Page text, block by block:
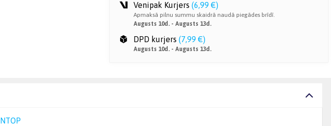
Venipak Kurjers (6,99 €)
Apmaksā pilnu summu skaidrā naudā piegādes brīdī.
Augusts 10d. - Augusts 13d.
DPD kurjers (7,99 €)
Augusts 10d. - Augusts 13d.
INTOP